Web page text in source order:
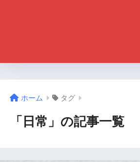
ホーム タグ
「日常」の記事一覧